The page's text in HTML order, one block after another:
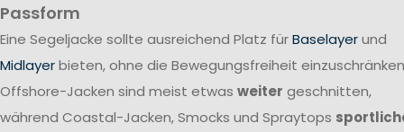
Passform
Eine Segeljacke sollte ausreichend Platz fürBaselayerund
Midlayerbieten, ohne die Bewegungsfreiheit
Offshore-Jacken sind meist etwas weiter geschnitten,
während Coastal-Jacken, Smocks und Spraytops